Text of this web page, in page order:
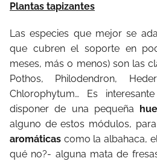
Plantas tapizantes
Las especies que mejor se
que cubren el soporte en
meses, más o menos) son las
Pothos, Philodendron,
Chlorophytum… Es
disponer de una pequeña
alguno de estos módulos,
aromáticas como la albahaca,
qué no?­- alguna mata de